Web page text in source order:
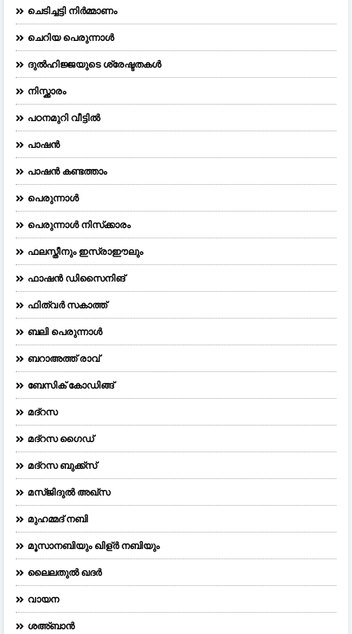
ചെടിച്ചട്ടി നിർമ്മാണം
ചെറിയ പെരുന്നാള്‍
ദുല്‍ഹിജ്ജയുടെ ശ്രേഷ്ടതകള്‍
നിസ്ക്കാരം
പഠനമുറി വീട്ടിൽ
പാഷൻ
പാഷൻ കണ്ടത്താം
പെരുന്നാള്‍
പെരുന്നാള്‍ നിസ്‌ക്കാരം
ഫലസ്തീനും ഇസ്രാഈലും
ഫാഷന്‍ ഡിസൈനിങ്‌
ഫിത്വർ സകാത്ത്
ബലി പെരുന്നാള്‍
ബറാഅത്ത് രാവ്
ബേസിക് കോഡിങ്ങ്
മദ്റസ
മദ്‌റസ ഗൈഡ്
മദ്റസ ബുക്ക്സ്
മസ്ജിദുല്‍ അഖ്‌സ
മുഹമ്മദ് നബി
മൂസാനബിയും ഖിള്ർ നബിയും
ലൈലതുല്‍ ഖദര്‍
വായന
ശഅ്ബാൻ